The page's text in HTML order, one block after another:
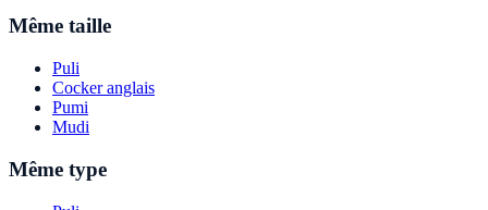
Même taille
Puli
Cocker anglais
Pumi
Mudi
Même type